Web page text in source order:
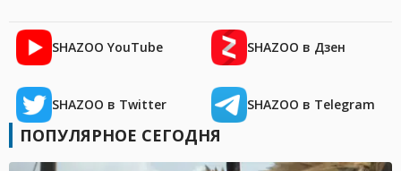
SHAZOO YouTube SHAZOO в Дзен
SHAZOO в Twitter SHAZOO в Telegram
ПОПУЛЯРНОЕ СЕГОДНЯ